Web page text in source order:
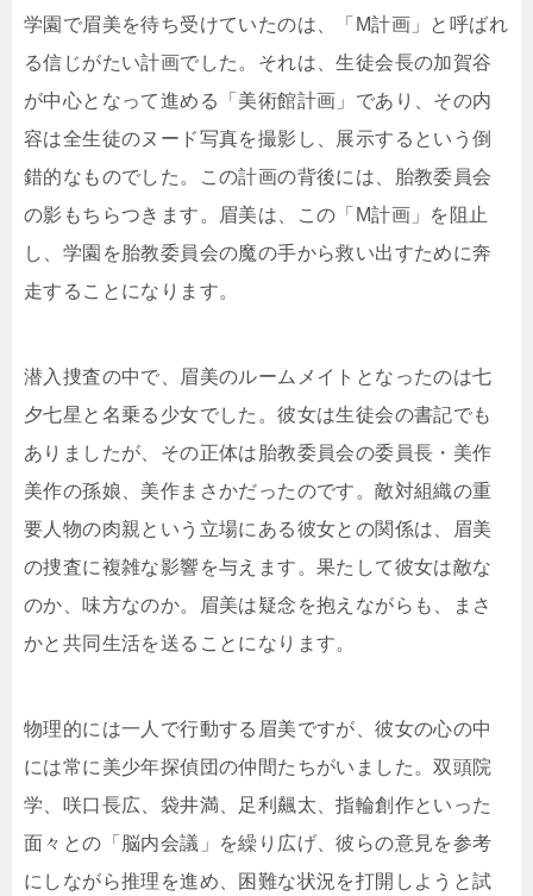
学園で眉美を待ち受けていたのは、「M計画」と呼ばれ
る信じがたい計画でした。それは、生徒会長の加賀谷
が中心となって進める「美術館計画」であり、その内
容は全生徒のヌード写真を撮影し、展示するという倒
錯的なものでした。この計画の背後には、胎教委員会
の影もちらつきます。眉美は、この「M計画」を阻止
し、学園を胎教委員会の魔の手から救い出すために奔
走することになります。
潜入捜査の中で、眉美のルームメイトとなったのは七
夕七星と名乗る少女でした。彼女は生徒会の書記でも
ありましたが、その正体は胎教委員会の委員長・美作
美作の孫娘、美作まさかだったのです。敵対組織の重
要人物の肉親という立場にある彼女との関係は、眉美
の捜査に複雑な影響を与えます。果たして彼女は敵な
のか、味方なのか。眉美は疑念を抱えながらも、まさ
かと共同生活を送ることになります。
物理的には一人で行動する眉美ですが、彼女の心の中
には常に美少年探偵団の仲間たちがいました。双頭院
学、咲口長広、袋井満、足利飆太、指輪創作といった
面々との「脳内会議」を繰り広げ、彼らの意見を参考
にしながら推理を進め、困難な状況を打開しようと試